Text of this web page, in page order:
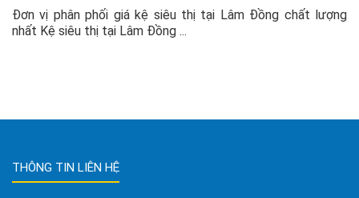
Đơn vị phân phối giá kệ siêu thị tại Lâm Đồng chất lượng
nhất Kệ siêu thị tại Lâm Đồng ...
THÔNG TIN LIÊN HỆ